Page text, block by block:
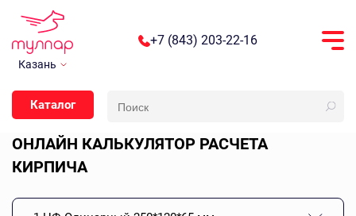
Казань
+7 (843) 203-22-16
Каталог
ОНЛАЙН КАЛЬКУЛЯТОР РАСЧЕТА
КИРПИЧА